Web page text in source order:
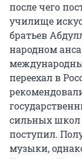
после чего
училище
братьев
народном
переехал в
сильных школ
поступил.
музыки,